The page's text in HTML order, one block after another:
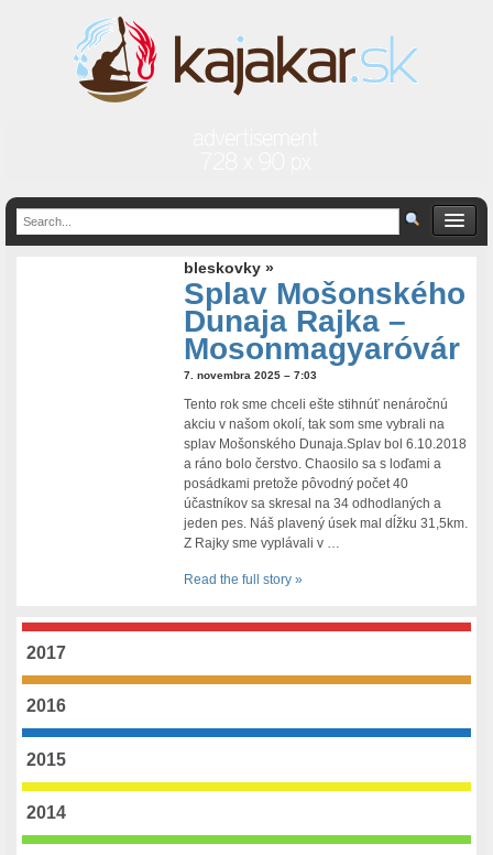
bleskovky »
Splav Mošonského
Dunaja Rajka –
Mosonmagyaróvár
7. novembra 2025 – 7:03
Tento rok sme chceli ešte stihnúť nenáročnú
akciu v našom okolí, tak som sme vybrali na
splav Mošonského Dunaja.Splav bol 6.10.2018
a ráno bolo čerstvo. Chaosilo sa s loďami a
posádkami pretože pôvodný počet 40
účastníkov sa skresal na 34 odhodlaných a
jeden pes. Náš plavený úsek mal dĺžku 31,5km.
Z Rajky sme vyplávali v …
Read the full story »
2017
2016
2015
2014